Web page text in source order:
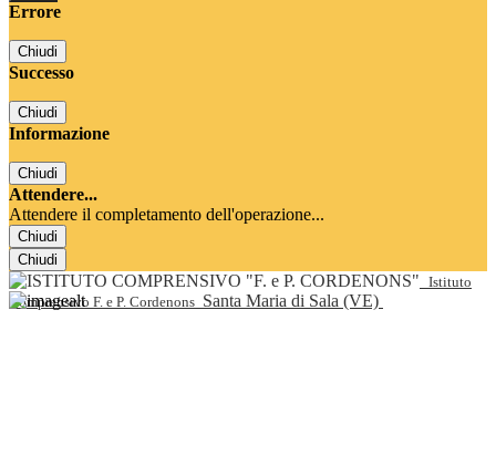
Errore
Chiudi
Successo
Chiudi
Informazione
Chiudi
Attendere...
Attendere il completamento dell'operazione...
Chiudi
Chiudi
Istituto
Comprensivo F. e P. Cordenons Santa Maria di Sala (VE)